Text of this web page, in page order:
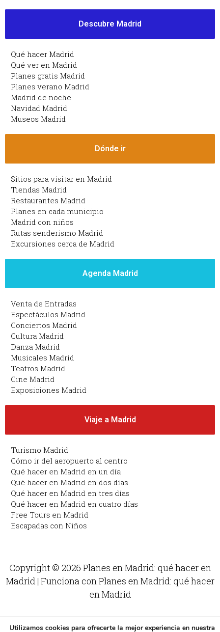
Descubre Madrid
Qué hacer Madrid
Qué ver en Madrid
Planes gratis Madrid
Planes verano Madrid
Madrid de noche
Navidad Madrid
Museos Madrid
Dónde ir
Sitios para visitar en Madrid
Tiendas Madrid
Restaurantes Madrid
Planes en cada municipio
Madrid con niños
Rutas senderismo Madrid
Excursiones cerca de Madrid
Agenda Madrid
Venta de Entradas
Espectáculos Madrid
Conciertos Madrid
Cultura Madrid
Danza Madrid
Musicales Madrid
Teatros Madrid
Cine Madrid
Exposiciones Madrid
Viaje a Madrid
Turismo Madrid
Cómo ir del aeropuerto al centro
Qué hacer en Madrid en un día
Qué hacer en Madrid en dos días
Qué hacer en Madrid en tres días
Qué hacer en Madrid en cuatro días
Free Tours en Madrid
Escapadas con Niños
Copyright © 2026 Planes en Madrid: qué hacer en
Madrid | Funciona con Planes en Madrid: qué hacer
en Madrid
Utilizamos cookies para ofrecerte la mejor experiencia en nuestra